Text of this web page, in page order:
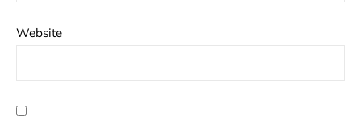
Website